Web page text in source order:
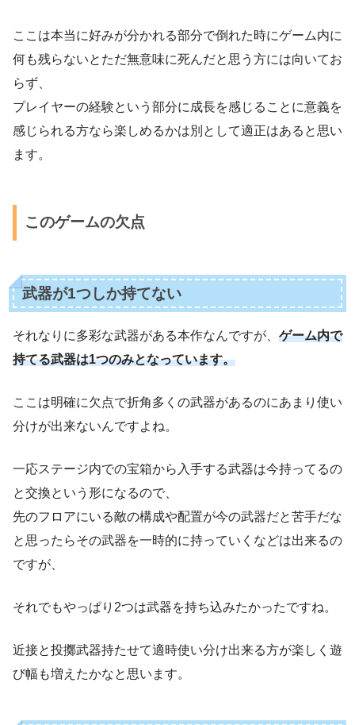
ここは本当に好みが分かれる部分で倒れた時にゲーム内に
何も残らないとただ無意味に死んだと思う方には向いてお
らず、
プレイヤーの経験という部分に成長を感じることに意義を
感じられる方なら楽しめるかは別として適正はあると思い
ます。
このゲームの欠点
武器が1つしか持てない
それなりに多彩な武器がある本作なんですが、 ゲーム内で
持てる武器は1つのみとなっています。
ここは明確に欠点で折角多くの武器があるのにあまり使い
分けが出来ないんですよね。
一応ステージ内での宝箱から入手する武器は今持ってるの
と交換という形になるので、
先のフロアにいる敵の構成や配置が今の武器だと苦手だな
と思ったらその武器を一時的に持っていくなどは出来るの
ですが、
それでもやっぱり2つは武器を持ち込みたかったですね。
近接と投擲武器持たせて適時使い分け出来る方が楽しく遊
び幅も増えたかなと思います。